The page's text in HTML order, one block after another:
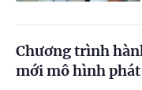
Chương trình
mới mô hình